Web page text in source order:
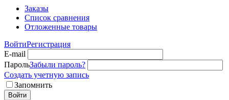
Заказы
Список сравнения
Отложенные товары
ВойтиРегистрация
E-mail
ПарольЗабыли пароль?
Создать учетную запись
Запомнить
Войти